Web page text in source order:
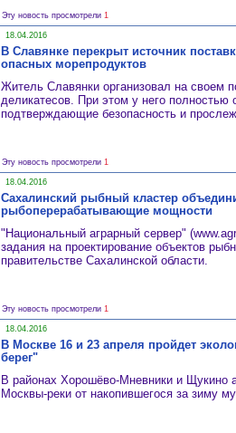
Эту новость просмотрели 1
18.04.2016
В Славянке перекрыт источник
опасных морепродуктов
Житель Славянки организовал на своем
деликатесов. При этом у него полностью
подтверждающие безопасность и
Эту новость просмотрели 1
18.04.2016
Сахалинский рыбный кластер
рыбоперерабатывающие мощности
"Национальный аграрный сервер"
задания на проектирование объектов
правительстве Сахалинской области.
Эту новость просмотрели 1
18.04.2016
В Москве 16 и 23 апреля пройдет
берег"
В районах Хорошёво-Мневники и Щукино
Москвы-реки от накопившегося за зиму